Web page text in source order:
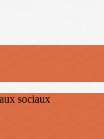
sociaux